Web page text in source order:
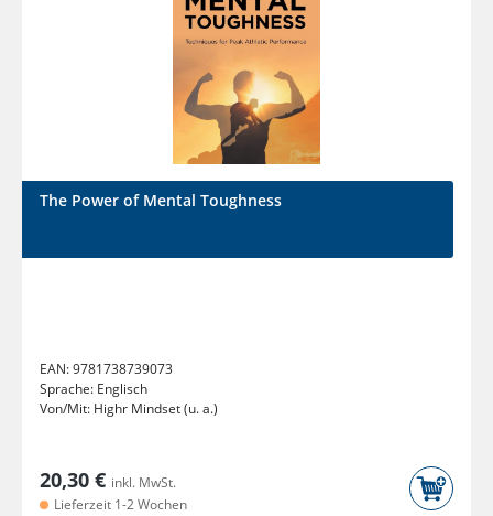
The Power of Mental Toughness
EAN:9781738739073
Sprache: Englisch
Von/Mit: Highr Mindset (u. a.)
20,30 € inkl. MwSt.
Lieferzeit 1-2 Wochen